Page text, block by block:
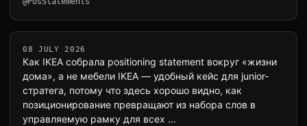
08 JULY 2026
Как IKEA собрала positioning statement вокруг «жизни
дома», а не мебели IKEA — удобный кейс для junior-
стратега, потому что здесь хорошо видно, как
позиционирование превращают из набора слов в
управляемую рамку для всех …